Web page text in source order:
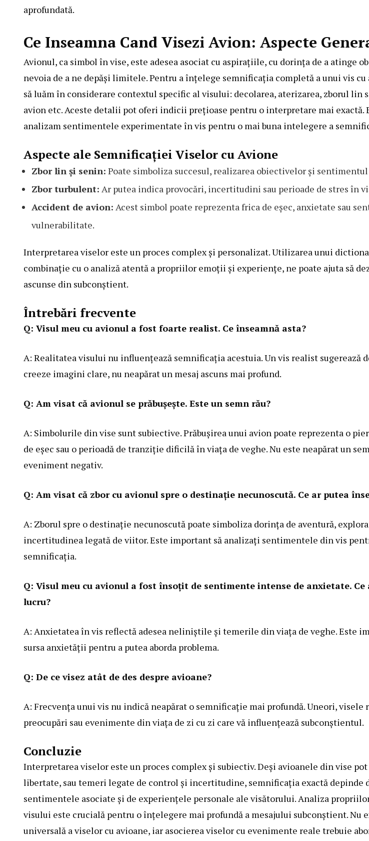
aprofundată.
Ce Inseamna Cand Visezi Avion: Aspecte
Avionul, ca simbol în vise, este adesea asociat cu aspirațiile, cu dorința de a atinge
nevoia de a ne depăși limitele. Pentru a înțelege semnificația completă a unui vis
să luăm în considerare contextul specific al visului: decolarea, aterizarea, zborul lin
avion etc. Aceste detalii pot oferi indicii prețioase pentru o interpretare mai exactă.
analizam sentimentele experimentate în vis pentru o mai buna intelegere a
Aspecte ale Semnificației Viselor cu Avione
Zbor lin și senin: Poate simboliza succesul, realizarea obiectivelor și
Zbor turbulent: Ar putea indica provocări, incertitudini sau perioade de stres în
Accident de avion: Acest simbol poate reprezenta frica de eșec, anxietate sau
vulnerabilitate.
Interpretarea viselor este un proces complex și personalizat. Utilizarea unui
combinație cu o analiză atentă a propriilor emoții și experiențe, ne poate ajuta să
ascunse din subconștient.
Întrebări frecvente
Q: Visul meu cu avionul a fost foarte realist. Ce înseamnă asta?
A: Realitatea visului nu influențează semnificația acestuia. Un vis realist sugerează
creeze imagini clare, nu neapărat un mesaj ascuns mai profund.
Q: Am visat că avionul se prăbușește. Este un semn rău?
A: Simbolurile din vise sunt subiective. Prăbușirea unui avion poate reprezenta o
de eșec sau o perioadă de tranziție dificilă în viața de veghe. Nu este neapărat un
eveniment negativ.
Q: Am visat că zbor cu avionul spre o destinație necunoscută. Ce ar putea
A: Zborul spre o destinație necunoscută poate simboliza dorința de aventură,
incertitudinea legată de viitor. Este important să analizați sentimentele din vis
semnificația.
Q: Visul meu cu avionul a fost însoțit de sentimente intense de anxietate.
lucru?
A: Anxietatea în vis reflectă adesea neliniștile și temerile din viața de veghe. Este
sursa anxietății pentru a putea aborda problema.
Q: De ce visez atât de des despre avioane?
A: Frecvența unui vis nu indică neapărat o semnificație mai profundă. Uneori, visele
preocupări sau evenimente din viața de zi cu zi care vă influențează subconștientul.
Concluzie
Interpretarea viselor este un proces complex și subiectiv. Deși avioanele din vise
libertate, sau temeri legate de control și incertitudine, semnificația exactă depinde
sentimentele asociate și de experiențele personale ale visătorului. Analiza
visului este crucială pentru o înțelegere mai profundă a mesajului subconștient. Nu
universală a viselor cu avioane, iar asocierea viselor cu evenimente reale trebuie